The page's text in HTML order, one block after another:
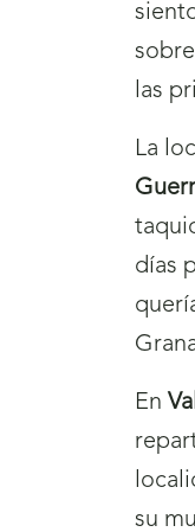
las
La
días
En
su